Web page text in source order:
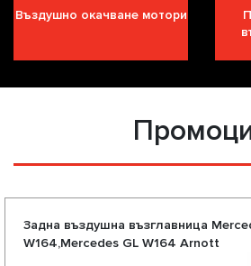
Въздушно окачване мотори
Задна въздушна възглавница
W164,Mercedes GL W164 Arnott